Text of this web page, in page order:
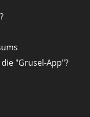
"Grusel-App"?